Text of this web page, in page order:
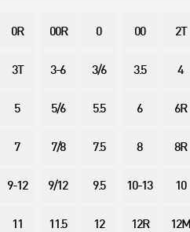
0R 00R 0 00 2T
3T 3-6 3/6 3.5 4
5 5/6 5.5 6 6R
7 7/8 7.5 8 8R
9-12 9/12 9.5 10-13 10
11 11.5 12 12R 12M